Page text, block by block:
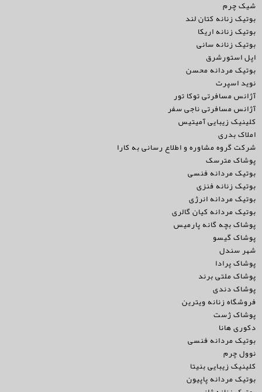
شیک چرم
بوتیک زنانه کتان لند
بوتیک زنانه اریکا
بوتیک زنانه سانی
اپل استورشرق
بوتیک مردانه محسن
نوید اسپرت
آژانس مسافرتی توکا تور
آژانس مسافرتی ناجی سفر
کلینیک زیبایی آمیتیس
املاک بدری
شرکت گروه مشاوره و اطلاع رسانی به کارا
پوشاک مترسک
بوتیک مردانه فنسی
بوتیک زنانه فنزی
بوتیک مردانه انرژی
بوتیک مردانه کیان گالری
پوشاک بچه گانه پارمیس
پوشاک گیسو
شهر سندل
پوشاک پرادا
پوشاک ملتی برند
پوشاک دندی
فروشگاه زنانه ویترین
پوشاک ژست
دکوری هانا
بوتیک مردانه فنسی
نوول چرم
کلینیک زیبایی بنیتا
بوتیک مردانه پاپیون